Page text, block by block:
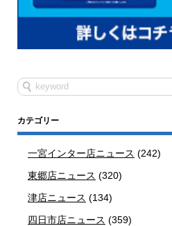
カテゴリー
一宮インター店ニュース (242)
東郷店ニュース (320)
津店ニュース (134)
四日市店ニュース (359)